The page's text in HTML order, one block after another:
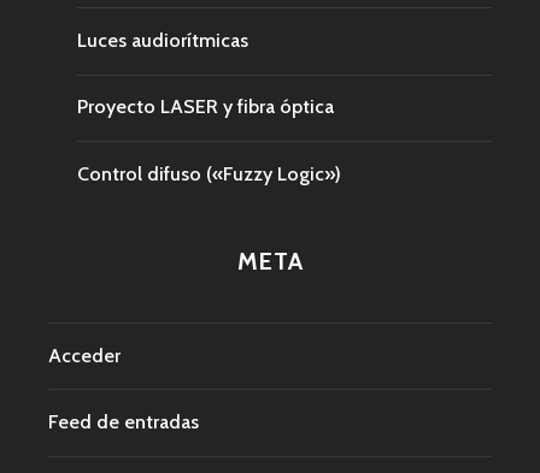
Luces audiorítmicas
Proyecto LASER y fibra óptica
Control difuso («Fuzzy Logic»)
META
Acceder
Feed de entradas